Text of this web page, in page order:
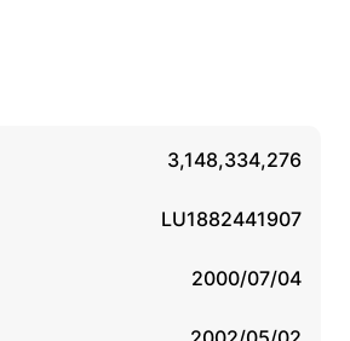
3,148,334,276
LU1882441907
2000/07/04